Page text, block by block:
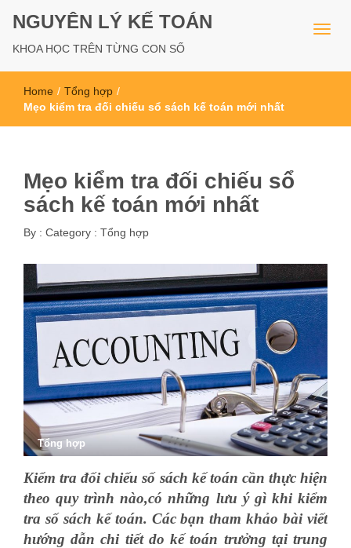
NGUYÊN LÝ KẾ TOÁN
KHOA HỌC TRÊN TỪNG CON SỐ
Home / Tổng hợp /
Mẹo kiểm tra đối chiếu sổ sách kế toán mới nhất
Mẹo kiểm tra đối chiếu sổ
sách kế toán mới nhất
By : Category : Tổng hợp
Tổng hợp
Kiểm tra đối chiếu số sách kế toán cần thực hiện
theo quy trình nào,có những lưu ý gì khi kiểm
tra số sách kế toán. Các bạn tham khảo bài viết
hướng dẫn chi tiết do kế toán trưởng tại trung